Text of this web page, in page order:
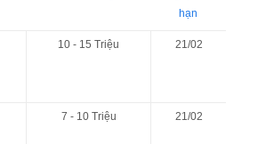
hạn
10 - 15 Triệu 21/02
7 - 10 Triệu 21/02